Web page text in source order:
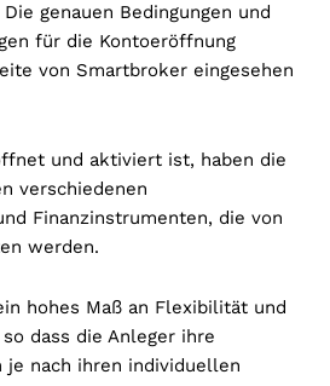
genauen Bedingungen und
für die Kontoeröffnung
von Smartbroker eingesehen
und aktiviert ist, haben die
verschiedenen
Finanzinstrumenten, die von
werden.
hohes Maß an Flexibilität und
dass die Anleger ihre
je nach ihren individuellen